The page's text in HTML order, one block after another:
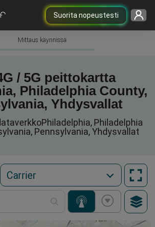
Suorita nopeustesti
Mittaus käynnissä
/ 5G peittokartta
Philadelphia County,
Yhdysvallat
Philadelphia
Pennsylvania, Yhdysvallat